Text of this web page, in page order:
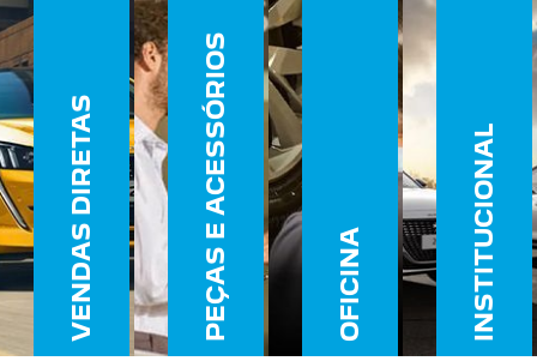
VENDAS DIRETAS PEÇAS E ACESSÓRIOS OFICINA INSTITUCIONAL